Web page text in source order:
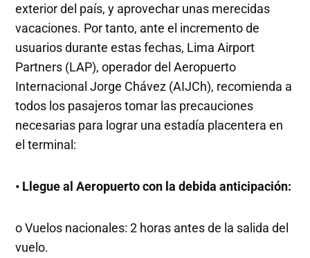
exterior del país, y aprovechar unas merecidas
vacaciones. Por tanto, ante el incremento de
usuarios durante estas fechas, Lima Airport
Partners (LAP), operador del Aeropuerto
Internacional Jorge Chávez (AIJCh), recomienda a
todos los pasajeros tomar las precauciones
necesarias para lograr una estadía placentera en
el terminal:
• Llegue al Aeropuerto con la debida anticipación:
o Vuelos nacionales: 2 horas antes de la salida del
vuelo.